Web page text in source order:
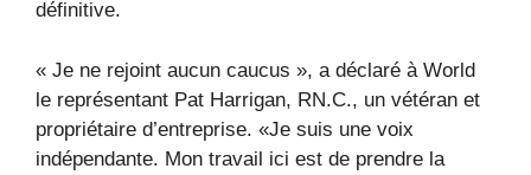
définitive.
« Je ne rejoint aucun caucus », a déclaré à World
le représentant Pat Harrigan, RN.C., un vétéran et
propriétaire d’entreprise. «Je suis une voix
indépendante. Mon travail ici est de prendre la